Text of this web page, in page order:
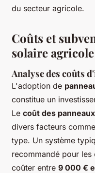
du secteur agricole.
Coûts et
solaire agricole
Analyse des coûts
L'adoption de
constitue un
Le coût des
divers facteurs
type. Un système
recommandé pour
coûter entre 9 000 €